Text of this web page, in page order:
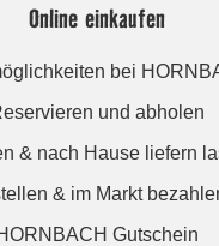
Online einkaufen
bei
und abholen
& nach Hause liefern
& im Markt
Gutschein